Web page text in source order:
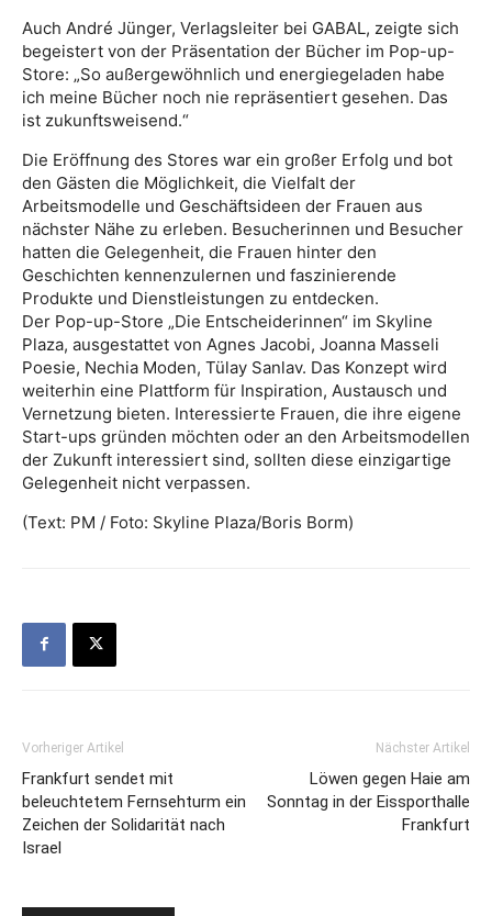
Auch André Jünger, Verlagsleiter bei GABAL, zeigte sich
begeistert von der Präsentation der Bücher im Pop-up-
Store: „So außergewöhnlich und energiegeladen habe
ich meine Bücher noch nie repräsentiert gesehen. Das
ist zukunftsweisend.“
Die Eröffnung des Stores war ein großer Erfolg und bot
den Gästen die Möglichkeit, die Vielfalt der
Arbeitsmodelle und Geschäftsideen der Frauen aus
nächster Nähe zu erleben. Besucherinnen und Besucher
hatten die Gelegenheit, die Frauen hinter den
Geschichten kennenzulernen und faszinierende
Produkte und Dienstleistungen zu entdecken.
Der Pop-up-Store „Die Entscheiderinnen“ im Skyline
Plaza, ausgestattet von Agnes Jacobi, Joanna Masseli
Poesie, Nechia Moden, Tülay Sanlav. Das Konzept wird
weiterhin eine Plattform für Inspiration, Austausch und
Vernetzung bieten. Interessierte Frauen, die ihre eigene
Start-ups gründen möchten oder an den Arbeitsmodellen
der Zukunft interessiert sind, sollten diese einzigartige
Gelegenheit nicht verpassen.
(Text: PM / Foto: Skyline Plaza/Boris Borm)
Vorheriger Artikel
Frankfurt sendet mit
beleuchtetem Fernsehturm ein
Zeichen der Solidarität nach
Israel
Nächster Artikel
Löwen gegen Haie am
Sonntag in der Eissporthalle
Frankfurt